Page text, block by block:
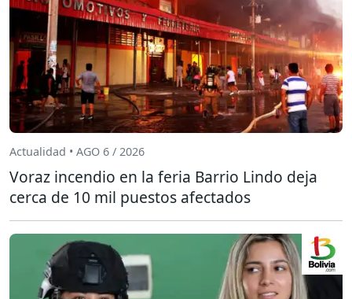
Actualidad • AGO 6 / 2026
Voraz incendio en la feria Barrio Lindo deja
cerca de 10 mil puestos afectados